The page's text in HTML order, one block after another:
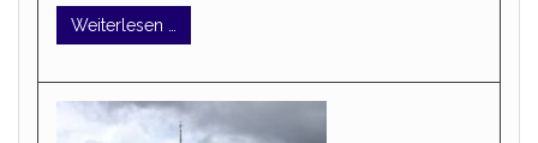
Weiterlesen …